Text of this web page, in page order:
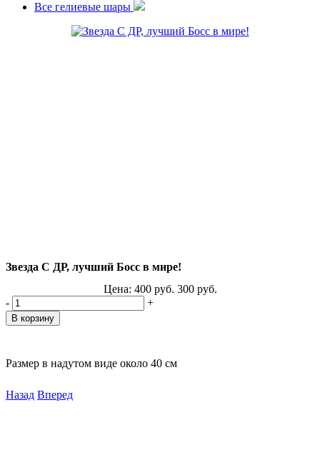
Все гелиевые шары
Звезда С ДР, лучший Босс в мире!
Цена: 400 руб. 300 руб.
-
+
Размер в надутом виде около 40 см
Назад Вперед